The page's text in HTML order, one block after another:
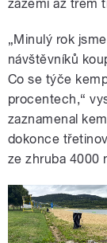
zázemí až třem
„Minulý rok
návštěvníků
Co se týče
procentech,“
zaznamenal
dokonce
ze zhruba 4000